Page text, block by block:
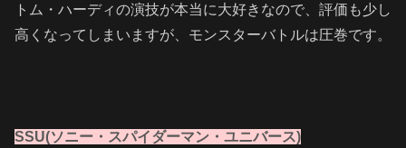
トム・ハーディの演技が本当に大好きなので、評価も少し
高くなってしまいますが、モンスターバトルは圧巻です。
SSU(ソニー・スパイダーマン・ユニバース)